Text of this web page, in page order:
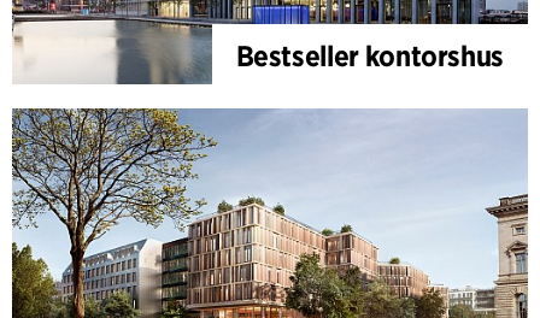
Bestseller kontorshus